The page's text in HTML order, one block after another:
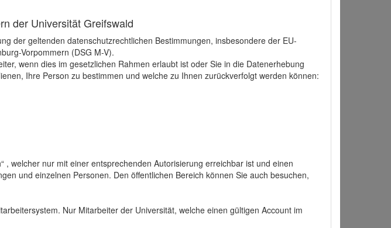
der Universität Greifswald
der geltenden datenschutzrechtlichen Bestimmungen, insbesondere der EU-
Vorpommern (DSG M-V).
wenn dies im gesetzlichen Rahmen erlaubt ist oder Sie in die Datenerhebung
Ihre Person zu bestimmen und welche zu Ihnen zurückverfolgt werden können:
welcher nur mit einer entsprechenden Autorisierung erreichbar ist und einen
und einzelnen Personen. Den öffentlichen Bereich können Sie auch besuchen,
Nur Mitarbeiter der Universität, welche einen gültigen Account im